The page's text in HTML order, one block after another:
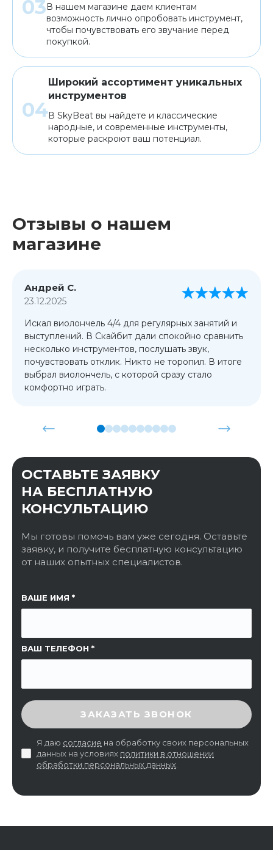
В нашем магазине даем клиентам
возможность лично опробовать инструмент,
чтобы почувствовать его звучание перед
покупкой.
Широкий ассортимент уникальных
инструментов
В SkyBeat вы найдете и классические
народные, и современные инструменты,
которые раскроют ваш потенциал.
Отзывы о нашем
магазине
Андрей С.
23.12.2025
Искал виолончель 4/4 для регулярных занятий и
выступлений. В Скайбит дали спокойно сравнить
несколько инструментов, послушать звук,
почувствовать отклик. Никто не торопил. В итоге
выбрал виолончель, с которой сразу стало
комфортно играть.
ОСТАВЬТЕ ЗАЯВКУ
НА БЕСПЛАТНУЮ
КОНСУЛЬТАЦИЮ
Мы готовы помочь вам уже сегодня. Оставьте
заявку, и получите бесплатную консультацию
от наших опытных специалистов.
ВАШЕ ИМЯ
ВАШ ТЕЛЕФОН
ССЫЛКА НА СТРАНИЦУ
ВВЕДИТЕ ПРОВЕРОЧНЫЙ КОД
ЗАКАЗАТЬ ЗВОНОК
Я даю согласие на обработку своих персональных
данных на условиях политики в отношении
обработки персональных данных